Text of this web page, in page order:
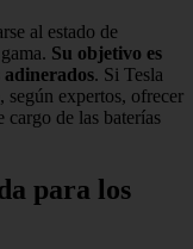
al estado de
Su objetivo es
adinerados. Si Tesla
según expertos, ofrecer
cargo de las baterías
para los